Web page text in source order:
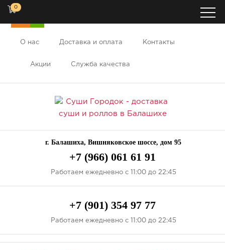
О нас Доставка и оплата Контакты
Акции Служба качества
г. Балашиха, Вишняковское шоссе, дом 95
+7 (966) 061 61 91
Работаем ежедневно с 11:00 до 22:45
+7 (901) 354 97 77
Работаем ежедневно с 11:00 до 22:45
0